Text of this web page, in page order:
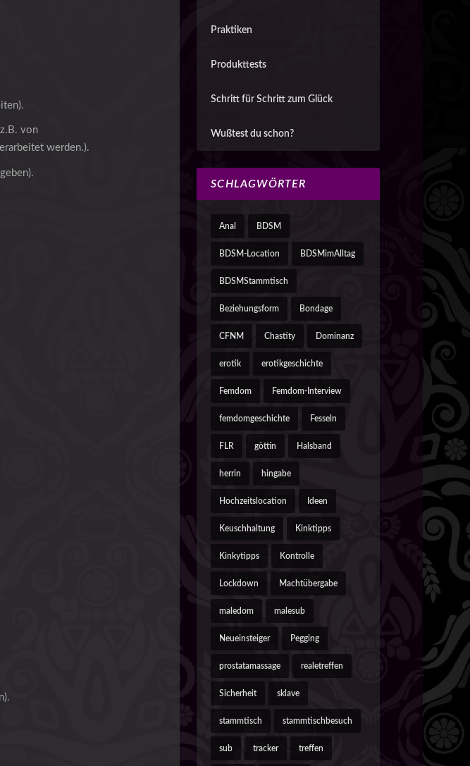
von
werden.).
Praktiken
Produkttests
Schritt für Schritt zum Glück
Wußtest du schon?
SCHLAGWÖRTER
Anal BDSM
BDSM-Location BDSMimAlltag
BDSMStammtisch
Beziehungsform Bondage
CFNM Chastity Dominanz
erotik erotikgeschichte
Femdom Femdom-Interview
femdomgeschichte Fesseln
FLR göttin Halsband
herrin hingabe
Hochzeitslocation Ideen
Keuschhaltung Kinktipps
Kinkytipps Kontrolle
Lockdown Machtübergabe
maledom malesub
Neueinsteiger Pegging
prostatamassage realetreffen
Sicherheit sklave
stammtisch stammtischbesuch
sub tracker treffen